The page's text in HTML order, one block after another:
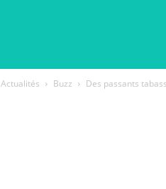
Actualités Buzz Des passants